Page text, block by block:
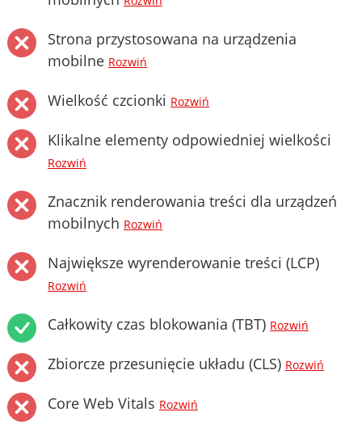
Strona przystosowana na urządzenia
mobilne Rozwiń
Wielkość czcionki Rozwiń
Klikalne elementy odpowiedniej wielkości
Rozwiń
Znacznik renderowania treści dla urządzeń
mobilnych Rozwiń
Największe wyrenderowanie treści (LCP)
Rozwiń
Całkowity czas blokowania (TBT) Rozwiń
Zbiorcze przesunięcie układu (CLS) Rozwiń
Core Web Vitals Rozwiń